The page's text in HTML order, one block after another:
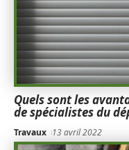
Quels sont les
de spécialistes du
Travaux 13 avril 2022